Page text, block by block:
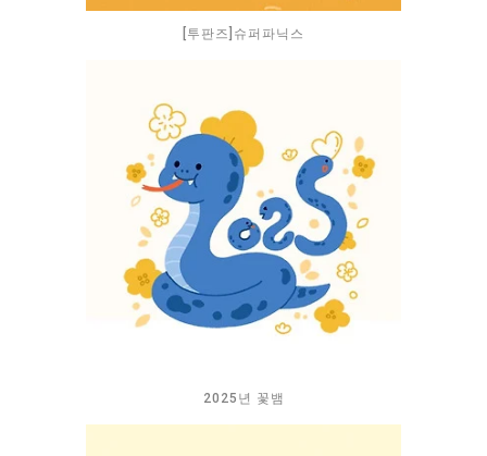
[투판즈]슈퍼파닉스
2025년 꽃뱀